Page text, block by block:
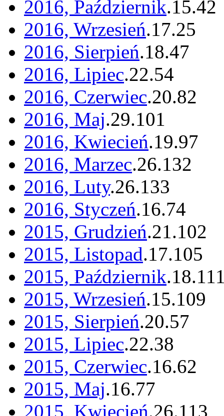
2016, Październik.15.42
2016, Wrzesień.17.25
2016, Sierpień.18.47
2016, Lipiec.22.54
2016, Czerwiec.20.82
2016, Maj.29.101
2016, Kwiecień.19.97
2016, Marzec.26.132
2016, Luty.26.133
2016, Styczeń.16.74
2015, Grudzień.21.102
2015, Listopad.17.105
2015, Październik.18.
2015, Wrzesień.15.109
2015, Sierpień.20.57
2015, Lipiec.22.38
2015, Czerwiec.16.62
2015, Maj.16.77
2015, Kwiecień.26.113